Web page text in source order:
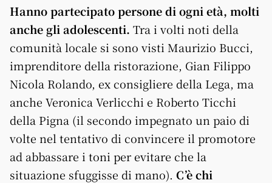
Hanno partecipato persone di ogni età, molti
anche gli adolescenti. Tra i volti noti della
comunità locale si sono visti Maurizio Bucci,
imprenditore della ristorazione, Gian Filippo
Nicola Rolando, ex consigliere della Lega, ma
anche Veronica Verlicchi e Roberto Ticchi
della Pigna (il secondo impegnato un paio di
volte nel tentativo di convincere il promotore
ad abbassare i toni per evitare che la
situazione sfuggisse di mano). C’è chi